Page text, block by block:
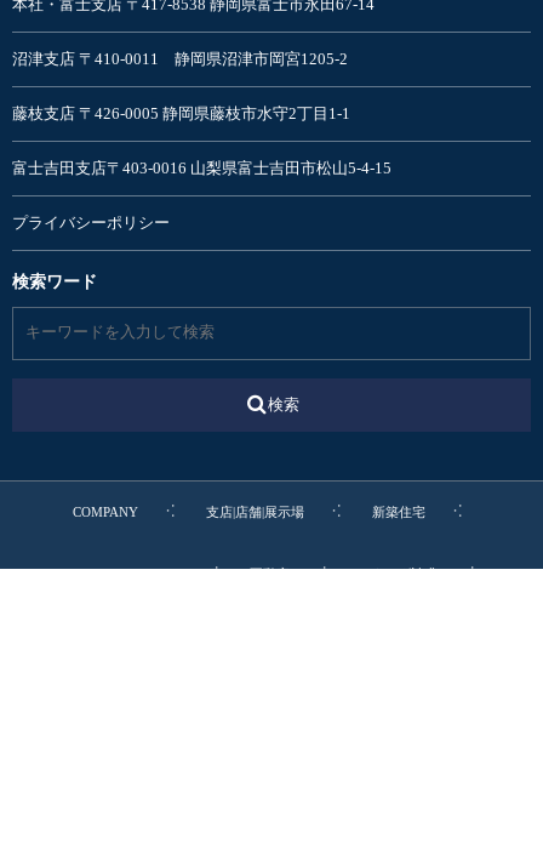
本社・富士支店 〒417-8538 静岡県富士市永田67-14
沼津支店 〒410-0011 静岡県沼津市岡宮1205-2
藤枝支店 〒426-0005 静岡県藤枝市水守2丁目1-1
富士吉田支店〒403-0016 山梨県富士吉田市松山5-4-15
プライバシーポリシー
検索ワード
検索
COMPANY 支店|店舗|展示場 新築住宅
リフォーム・リノベ 不動産 カタログ請求